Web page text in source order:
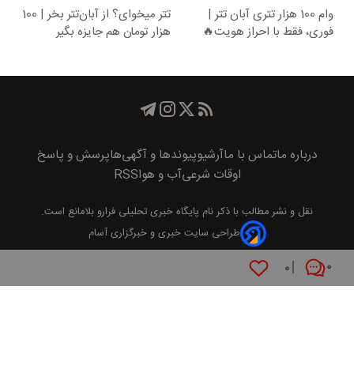
۰ ۰
وام 100 هزار تتری آبان تتر |
فوری، فقط با احراز هویت🔥
تتر میخوای؟ از آبان‌تتر بخر | 100
هزار تومان هم جایزه بگیر
درباره ماتماس با ماآرشیوپیوند‌ها و آگهی‌هاپرسش و پاسخ
اوقات شرعیآب و هواRSS
نقل و نشر مطالب با ذکر نام پايگاه خبری تحليلی فراروبلامانع است.
طراحی سایت خبری و خبرگزاری آسام